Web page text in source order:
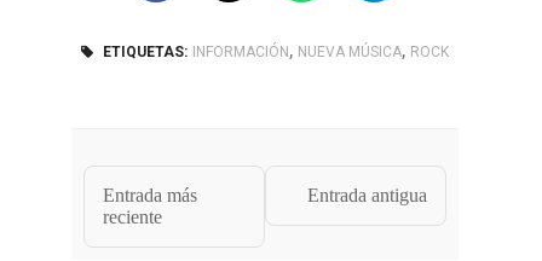
ETIQUETAS: INFORMACIÓN , NUEVA MÚSICA, ROCK
Entrada más
reciente
Entrada antigua